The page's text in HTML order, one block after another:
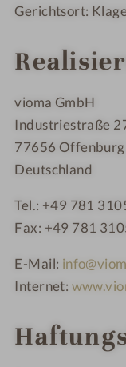
Gerichtsort:
vioma GmbH
Industriestraße
77656 Offenburg
Deutschland
Tel.: +49 781
Fax: +49 781
E-Mail:
Internet: